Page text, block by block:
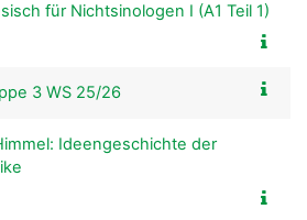
für Nichtsinologen I (A1 Teil 1)
3 WS 25/26
Ideengeschichte der